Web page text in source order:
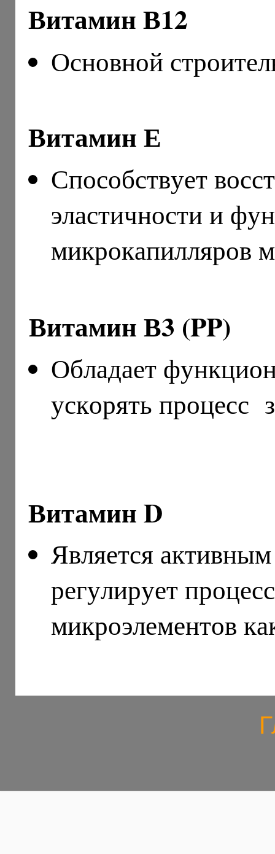
Витамин В12
Основной
Витамин Е
Способствует
эластичности и
микрокапилляров
Витамин В3 (PP)
Обладает
ускорять процесс
Витамин D
Является
регулирует
микроэлементов